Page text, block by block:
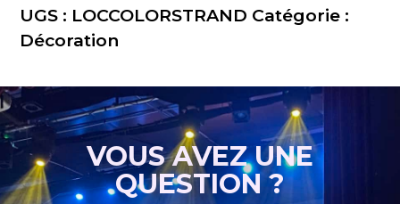
10m
avec
ampoules
LEDs
RGB+WW
de
6W
UGS : LOCCOLORSTRAND Catégorie :
Décoration
VOUS AVEZ UNE
QUESTION ?